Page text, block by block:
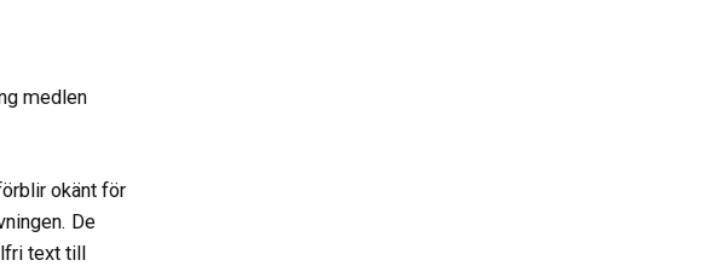
medlen
okänt för
De
text till